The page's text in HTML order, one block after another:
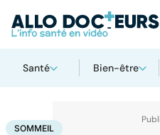
Santé Bien-être
AccueilBien-être
SOMMEIL